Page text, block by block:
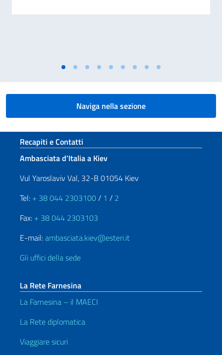
Naviga nella sezione
Sezione footer
Recapiti e Contatti
Ambasciata d’Italia a Kiev
Vul Yaroslaviv Val, 32-B 01054 Kiev
Tel: + 38 044 2303100/ 1 / 2
Fax: + 38 044 2303103
E-mail:ambasciata.kiev@esteri.it
Gli uffici della sede
La Rete Farnesina
La Farnesina – il MAECI
La Rete diplomatica
Viaggiare sicuri